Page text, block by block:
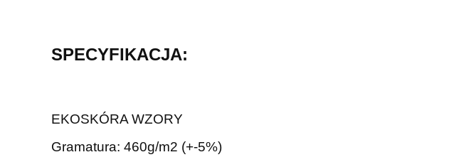
SPECYFIKACJA:
EKOSKÓRA WZORY
Gramatura: 460g/m2 (+-5%)